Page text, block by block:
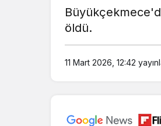
öldü.
11 Mart 2026, 12:42